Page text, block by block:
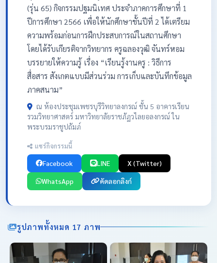
(รุ่น 65) กิจกรรมปฐมนิเทศ ประจำภาคการศึกษาที่ 1
ปีการศึกษา 2566 เพื่อให้นักศึกษาชั้นปีที่ 2 ได้เตรียม
ความพร้อมก่อนการฝึกประสบการณ์ในสถานศึกษา
โดยได้รับเกียรติจากวิทยากร ครูฉลองวุฒิ จันทร์หอม
บรรยายให้ความรู้ เรื่อง “เรียนรู้งานครู : วิธีการ
สื่อสาร สังเกตแบบมีส่วนร่วม การเก็บและบันทึกข้อมูล
ภาคสนาม”
ณ ห้องประชุมเพชรบุรีวิทยาลงกรณ์ ชั้น 5 อาคารเรียน
รวมวิทยาศาสตร์ มหาวิทยาลัยราชภัฏวไลยอลงกรณ์ ใน
พระบรมราชูปถัมภ์
แชร์กิจกรรมนี้
Facebook LINE X (Twitter)
WhatsApp คัดลอกลิงก์
รูปภาพทั้งหมด 17 ภาพ